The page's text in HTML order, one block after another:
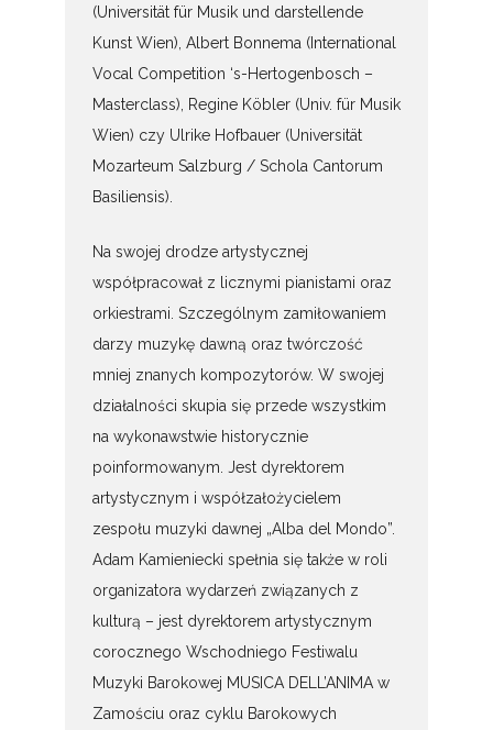
(Universität für Musik und darstellende
Kunst Wien), Albert Bonnema (International
Vocal Competition ‘s-Hertogenbosch –
Masterclass), Regine Köbler (Univ. für Musik
Wien) czy Ulrike Hofbauer (Universität
Mozarteum Salzburg / Schola Cantorum
Basiliensis).
Na swojej drodze artystycznej
współpracował z licznymi pianistami oraz
orkiestrami. Szczególnym zamiłowaniem
darzy muzykę dawną oraz twórczość
mniej znanych kompozytorów. W swojej
działalności skupia się przede wszystkim
na wykonawstwie historycznie
poinformowanym. Jest dyrektorem
artystycznym i współzałożycielem
zespołu muzyki dawnej „Alba del Mondo”.
Adam Kamieniecki spełnia się także w roli
organizatora wydarzeń związanych z
kulturą – jest dyrektorem artystycznym
corocznego Wschodniego Festiwalu
Muzyki Barokowej MUSICA DELL’ANIMA w
Zamościu oraz cyklu Barokowych